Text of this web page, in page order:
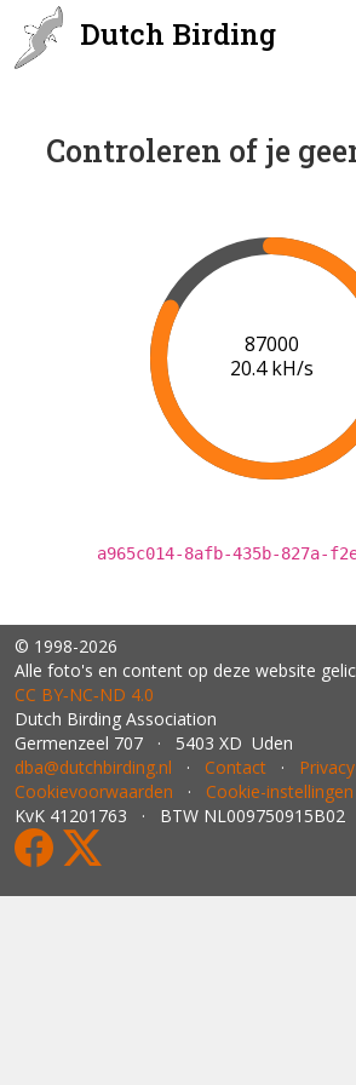
Dutch Birding
Controleren of je
89000
20.4 kH/s
a965c014-8afb-435b-827a-
© 1998-2026
Alle foto's en content op deze website
CC BY‑NC‑ND 4.0
Dutch Birding Association
Germenzeel 707 · 5403 XD Uden
dba@dutchbirding.nl · Contact ·
Cookievoorwaarden · Cookie-instellingen
KvK 41201763 · BTW NL009750915B02